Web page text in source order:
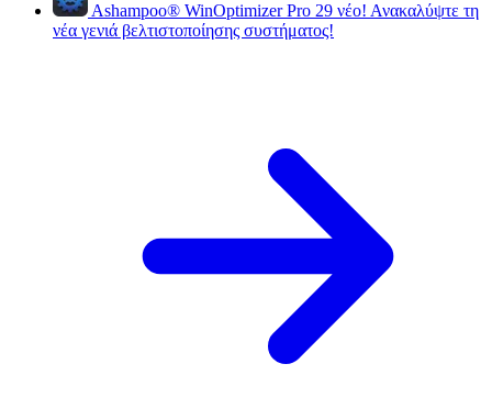
Ashampoo® WinOptimizer Pro 29 νέο! Ανακαλύψτε τη
νέα γενιά βελτιστοποίησης συστήματος!